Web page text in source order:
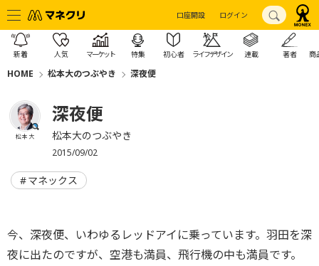
口座開設 ログイン
新着 人気 マーケット 特集 初心者 ライフデザイン 連載 著者 商
HOME 松本大のつぶやき 深夜便
松本 大
深夜便
松本大のつぶやき
2015/09/02
マネックス
今、深夜便、いわゆるレッドアイに乗っています。羽田を深
夜に出たのですが、空港も満員、飛行機の中も満員です。